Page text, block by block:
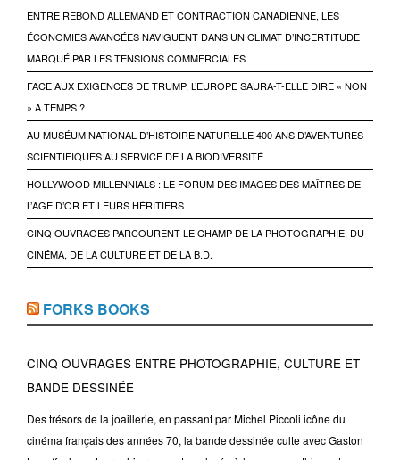
ENTRE REBOND ALLEMAND ET CONTRACTION CANADIENNE, LES
ÉCONOMIES AVANCÉES NAVIGUENT DANS UN CLIMAT D’INCERTITUDE
MARQUÉ PAR LES TENSIONS COMMERCIALES
FACE AUX EXIGENCES DE TRUMP, L’EUROPE SAURA-T-ELLE DIRE « NON
» À TEMPS ?
AU MUSÉUM NATIONAL D’HISTOIRE NATURELLE 400 ANS D’AVENTURES
SCIENTIFIQUES AU SERVICE DE LA BIODIVERSITÉ
HOLLYWOOD MILLENNIALS : LE FORUM DES IMAGES DES MAÎTRES DE
L’ÂGE D’OR ET LEURS HÉRITIERS
CINQ OUVRAGES PARCOURENT LE CHAMP DE LA PHOTOGRAPHIE, DU
CINÉMA, DE LA CULTURE ET DE LA B.D.
FORKS BOOKS
CINQ OUVRAGES ENTRE PHOTOGRAPHIE, CULTURE ET
BANDE DESSINÉE
Des trésors de la joaillerie, en passant par Michel Piccoli icône du
cinéma français des années 70, la bande dessinée culte avec Gaston